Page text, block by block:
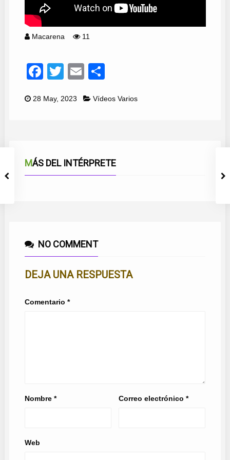
Macarena 11
Facebook
TwitterEmail
28 May, 2023 Vídeos Varios
MÁS DEL INTÉRPRETE
NO COMMENT
DEJA UNA RESPUESTA
Comentario *
Nombre * Correo electrónico*
Web